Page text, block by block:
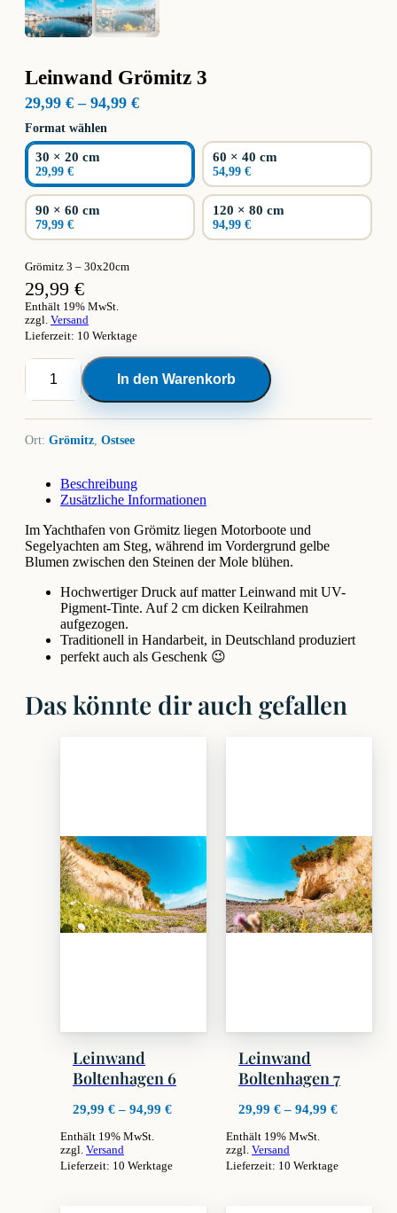
Leinwand Grömitz 3
29,99 € – 94,99 €Preisspanne:
bis
Format wählen
30 × 20 cm
29,99 €
60 × 40 cm
54,99 €
90 × 60 cm
79,99 €
120 × 80 cm
94,99 €
Grömitz 3 – 30x20cm
29,99 €
Enthält 19% MwSt.
zzgl. Versand
Lieferzeit: 10 Werktage
Leinwand
Grömitz
3
In den Warenkorb
Ort: Grömitz, Ostsee
Beschreibung
Zusätzliche Informationen
Im Yachthafen von Grömitz liegen Motorboote und
Segelyachten am Steg, während im Vordergrund gelbe
Blumen zwischen den Steinen der Mole blühen.
Hochwertiger Druck auf matter Leinwand mit UV-
Pigment-Tinte. Auf 2 cm dicken Keilrahmen
aufgezogen.
Traditionell in Handarbeit, in Deutschland produziert
perfekt auch als Geschenk 😉
Das könnte dir auch gefallen
Leinwand
Boltenhagen 6
29,99 € – 94,99 €Preisspanne:
Enthält 19% MwSt.
zzgl. Versand
Lieferzeit: 10 Werktage
Leinwand
Boltenhagen 7
29,99 € – 94,99 €
Enthält 19% MwSt.
zzgl. Versand
Lieferzeit: 10 Werktage